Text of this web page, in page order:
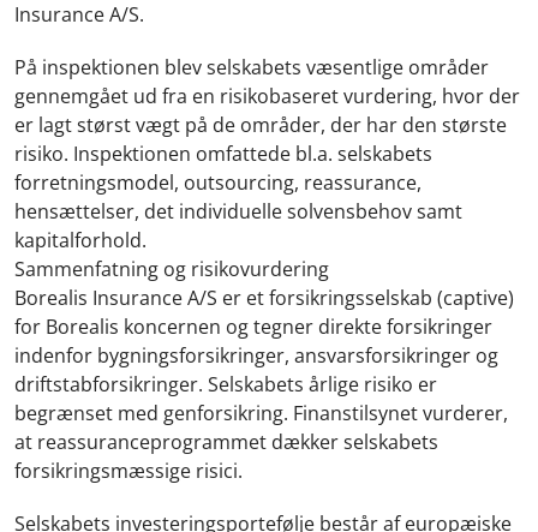
Insurance A/S.
På inspektionen blev selskabets væsentlige områder
gennemgået ud fra en risikobaseret vurdering, hvor der
er lagt størst vægt på de områder, der har den største
risiko. Inspektionen omfattede bl.a. selskabets
forretningsmodel, outsourcing, reassurance,
hensættelser, det individuelle solvensbehov samt
kapitalforhold.
Sammenfatning og risikovurdering
Borealis Insurance A/S er et forsikringsselskab (captive)
for Borealis koncernen og tegner direkte forsikringer
indenfor bygningsforsikringer, ansvarsforsikringer og
driftstabforsikringer. Selskabets årlige risiko er
begrænset med genforsikring. Finanstilsynet vurderer,
at reassuranceprogrammet dækker selskabets
forsikringsmæssige risici.
Selskabets investeringsportefølje består af europæiske